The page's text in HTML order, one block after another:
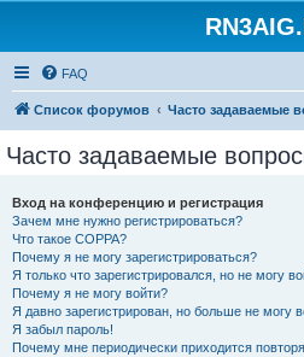
FAQ
Список форумов Часто задаваемые
Часто задаваемые
Вход на конференцию и регистрация
Зачем мне нужно регистрироваться?
Что такое COPPA?
Почему я не могу зарегистрироваться?
Я только что зарегистрировался, но не могу
Почему я не могу войти?
Я давно зарегистрирован, но больше не могу
Я забыл пароль!
Почему мне периодически приходится